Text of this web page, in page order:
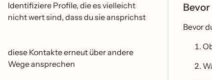
Identifiziere Profile, die es vielleicht
nicht wert sind, dass du sie ansprichst
diese Kontakte erneut über andere
Wege ansprechen
Bevor